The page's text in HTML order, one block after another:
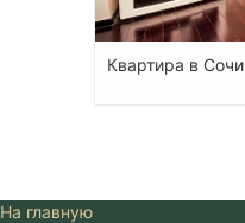
Квартира в Сочи
На главную